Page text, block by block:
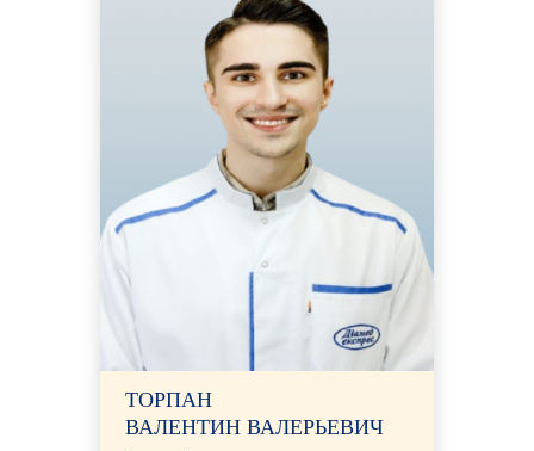
ТОРПАН
ВАЛЕНТИН ВАЛЕРЬЕВИЧ